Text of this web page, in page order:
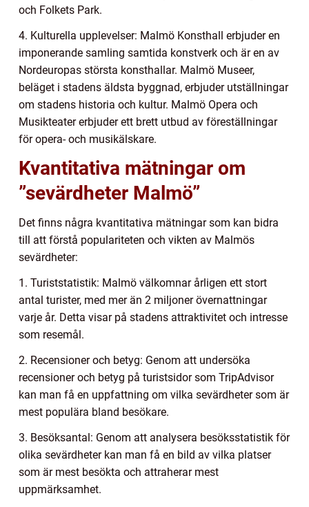
och Folkets Park.
4. Kulturella upplevelser: Malmö Konsthall erbjuder en
imponerande samling samtida konstverk och är en av
Nordeuropas största konsthallar. Malmö Museer,
beläget i stadens äldsta byggnad, erbjuder utställningar
om stadens historia och kultur. Malmö Opera och
Musikteater erbjuder ett brett utbud av föreställningar
för opera- och musikälskare.
Kvantitativa mätningar om
”sevärdheter Malmö”
Det finns några kvantitativa mätningar som kan bidra
till att förstå populariteten och vikten av Malmös
sevärdheter:
1. Turiststatistik: Malmö välkomnar årligen ett stort
antal turister, med mer än 2 miljoner övernattningar
varje år. Detta visar på stadens attraktivitet och intresse
som resemål.
2. Recensioner och betyg: Genom att undersöka
recensioner och betyg på turistsidor som TripAdvisor
kan man få en uppfattning om vilka sevärdheter som är
mest populära bland besökare.
3. Besöksantal: Genom att analysera besöksstatistik för
olika sevärdheter kan man få en bild av vilka platser
som är mest besökta och attraherar mest
uppmärksamhet.